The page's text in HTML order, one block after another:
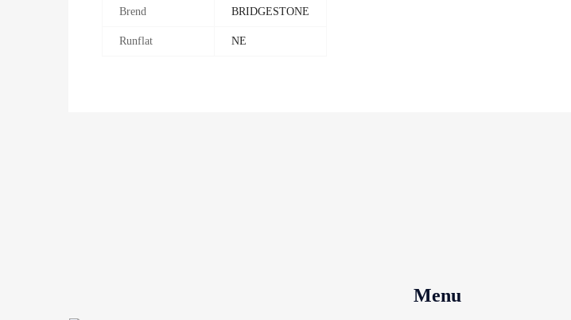
Brend BRIDGESTONE
Runflat NE
Menu